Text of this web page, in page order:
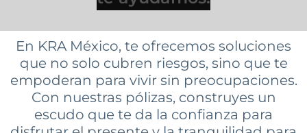
que no solo cubren riesgos, sino que te
empoderan para vivir sin preocupaciones.
Con nuestras pólizas, construyes un
escudo que te da la confianza para
disfrutar el presente y la tranquilidad para
mirar hacia el futuro.